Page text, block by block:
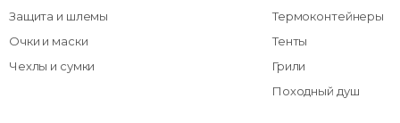
Защита и шлемы
Очки и маски
Чехлы и сумки
Термоконтейнеры
Тенты
Грили
Походный душ